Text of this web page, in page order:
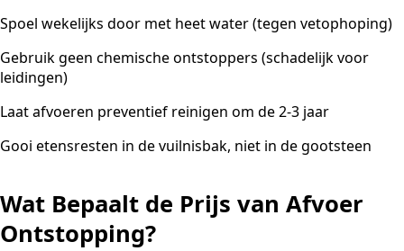
Spoel wekelijks door met heet water (tegen vetophoping)
Gebruik geen chemische ontstoppers (schadelijk voor
leidingen)
Laat afvoeren preventief reinigen om de 2-3 jaar
Gooi etensresten in de vuilnisbak, niet in de gootsteen
Wat Bepaalt de Prijs van Afvoer
Ontstopping?